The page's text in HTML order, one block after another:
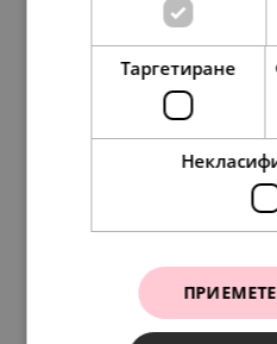
Keith Haring x Pandora
Таргетиране